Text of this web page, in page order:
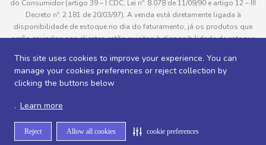
This site uses cookies to improve your experience. You can
manage your cookies preferences or reject collection by
clicking the buttons below
. Learn more
Reject Allow all cookies cookie preferences
do Consumidor (artigo 39 – I CDC, Lei nº. 8.078 de 11/09/90 e artigo 12 – III
Decreto nº. 2.181 de 20/03/97). A venda está diretamente ligada à
disponibilidade de estoque no dia do faturamento, já os produtos que
serão enviados aos clientes estão sujeitos à disponibilidade de estoque
pedido do cliente, este não será entregue e o valor do item não será
cobrado. As fotos dos produtos no site são ilustrativas, podendo haver
divergência com o produto real e todos os pedidos estão sujeitos à
Desenvolvido por